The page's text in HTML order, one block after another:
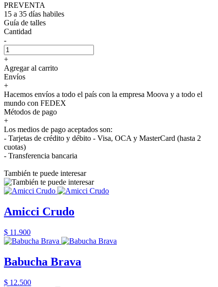
PREVENTA
15 a 35 días habiles
Guía de talles
Cantidad
-
+
Agregar al carrito
Envíos
+
Hacemos envíos a todo el país con la empresa Moova y a todo el
mundo con FEDEX
Métodos de pago
+
Los medios de pago aceptados son:
- Tarjetas de crédito y débito - Visa, OCA y MasterCard (hasta 2
cuotas)
- Transferencia bancaria
También te puede interesar
Amicci Crudo
$ 11.900
Babucha Brava
$ 12.500